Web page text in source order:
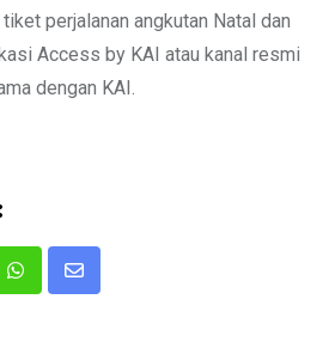
perjalanan angkutan Natal dan
Access by KAI atau kanal resmi
dengan KAI.
WhatsappShare